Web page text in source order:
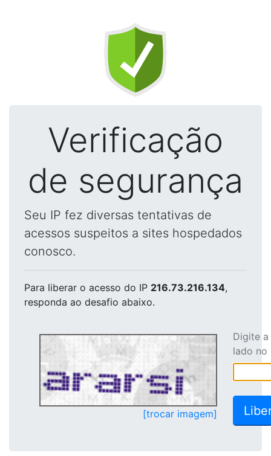
Verificação
de segurança
Seu IP fez diversas tentativas de
acessos suspeitos a sites hospedados
conosco.
Para liberar o acesso do IP 216.73.216.134,
responda ao desafio abaixo.
[trocar imagem]
Digite
lado no